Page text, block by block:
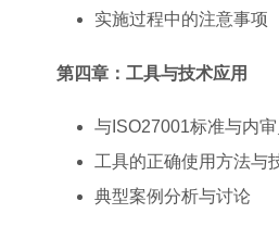
实施过程中的注意事项
第四章：工具与技术应用
与ISO27001标准与内
工具的正确使用方法与
典型案例分析与讨论